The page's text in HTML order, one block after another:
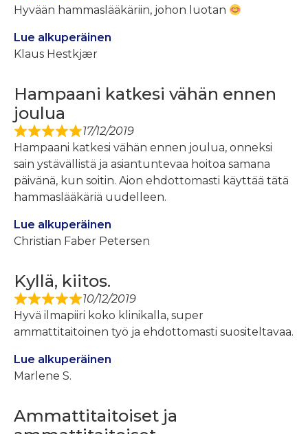
Hyvään hammaslääkäriin, johon luotan
Lue alkuperäinen
Klaus Hestkjær
Hampaani katkesi vähän ennen
joulua
17/12/2019
Hampaani katkesi vähän ennen joulua, onneksi
sain ystävällistä ja asiantuntevaa hoitoa samana
päivänä, kun soitin. Aion ehdottomasti käyttää tätä
hammaslääkäriä uudelleen.
Lue alkuperäinen
Christian Faber Petersen
Kyllä, kiitos.
10/12/2019
Hyvä ilmapiiri koko klinikalla, super
ammattitaitoinen työ ja ehdottomasti suositeltavaa.
Lue alkuperäinen
Marlene S.
Ammattitaitoiset ja